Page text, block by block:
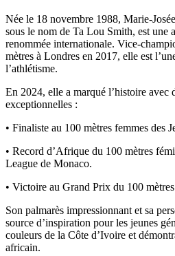
Née le 18 novembre 1988, Marie-
sous le nom de Ta Lou Smith, est une
renommée internationale. Vice-
mètres à Londres en 2017, elle est
l’athlétisme.
En 2024, elle a marqué l’histoire avec
exceptionnelles :
• Finaliste au 100 mètres femmes des
• Record d’Afrique du 100 mètres
League de Monaco.
• Victoire au Grand Prix du 100
Son palmarès impressionnant et sa
source d’inspiration pour les jeunes
couleurs de la Côte d’Ivoire et
africain.